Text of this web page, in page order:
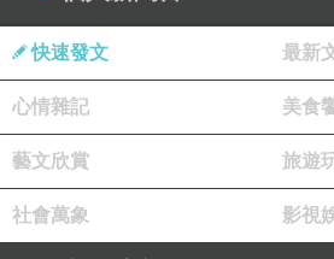
人類為禿所苦五千年
五千年以前，人類文明逐漸
卻又在不應該的時刻，太早奪
快速發文 最新
心情雜記 美食
藝文欣賞 旅遊
社會萬象 影視